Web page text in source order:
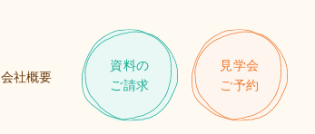
会社概要
資料の
ご請求
見学会
ご予約